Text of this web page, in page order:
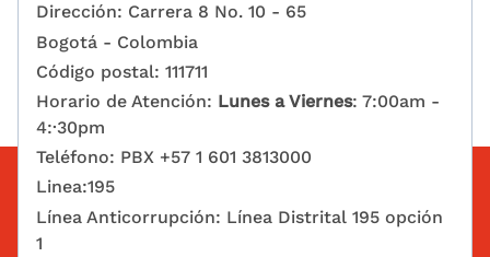
Dirección: Carrera 8 No. 10 - 65
Bogotá - Colombia
Código postal: 111711
Horario de Atención: Lunes a Viernes: 7:00am -
4:·30pm
Teléfono: PBX +57 1 601 3813000
Linea:195
Línea Anticorrupción: Línea Distrital 195 opción
1